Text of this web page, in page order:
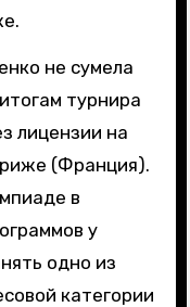
не сумела
турнира
лицензии на
(Франция).
в
у
одно из
категории